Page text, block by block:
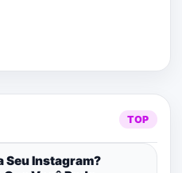
TOP
Seu Instagram?